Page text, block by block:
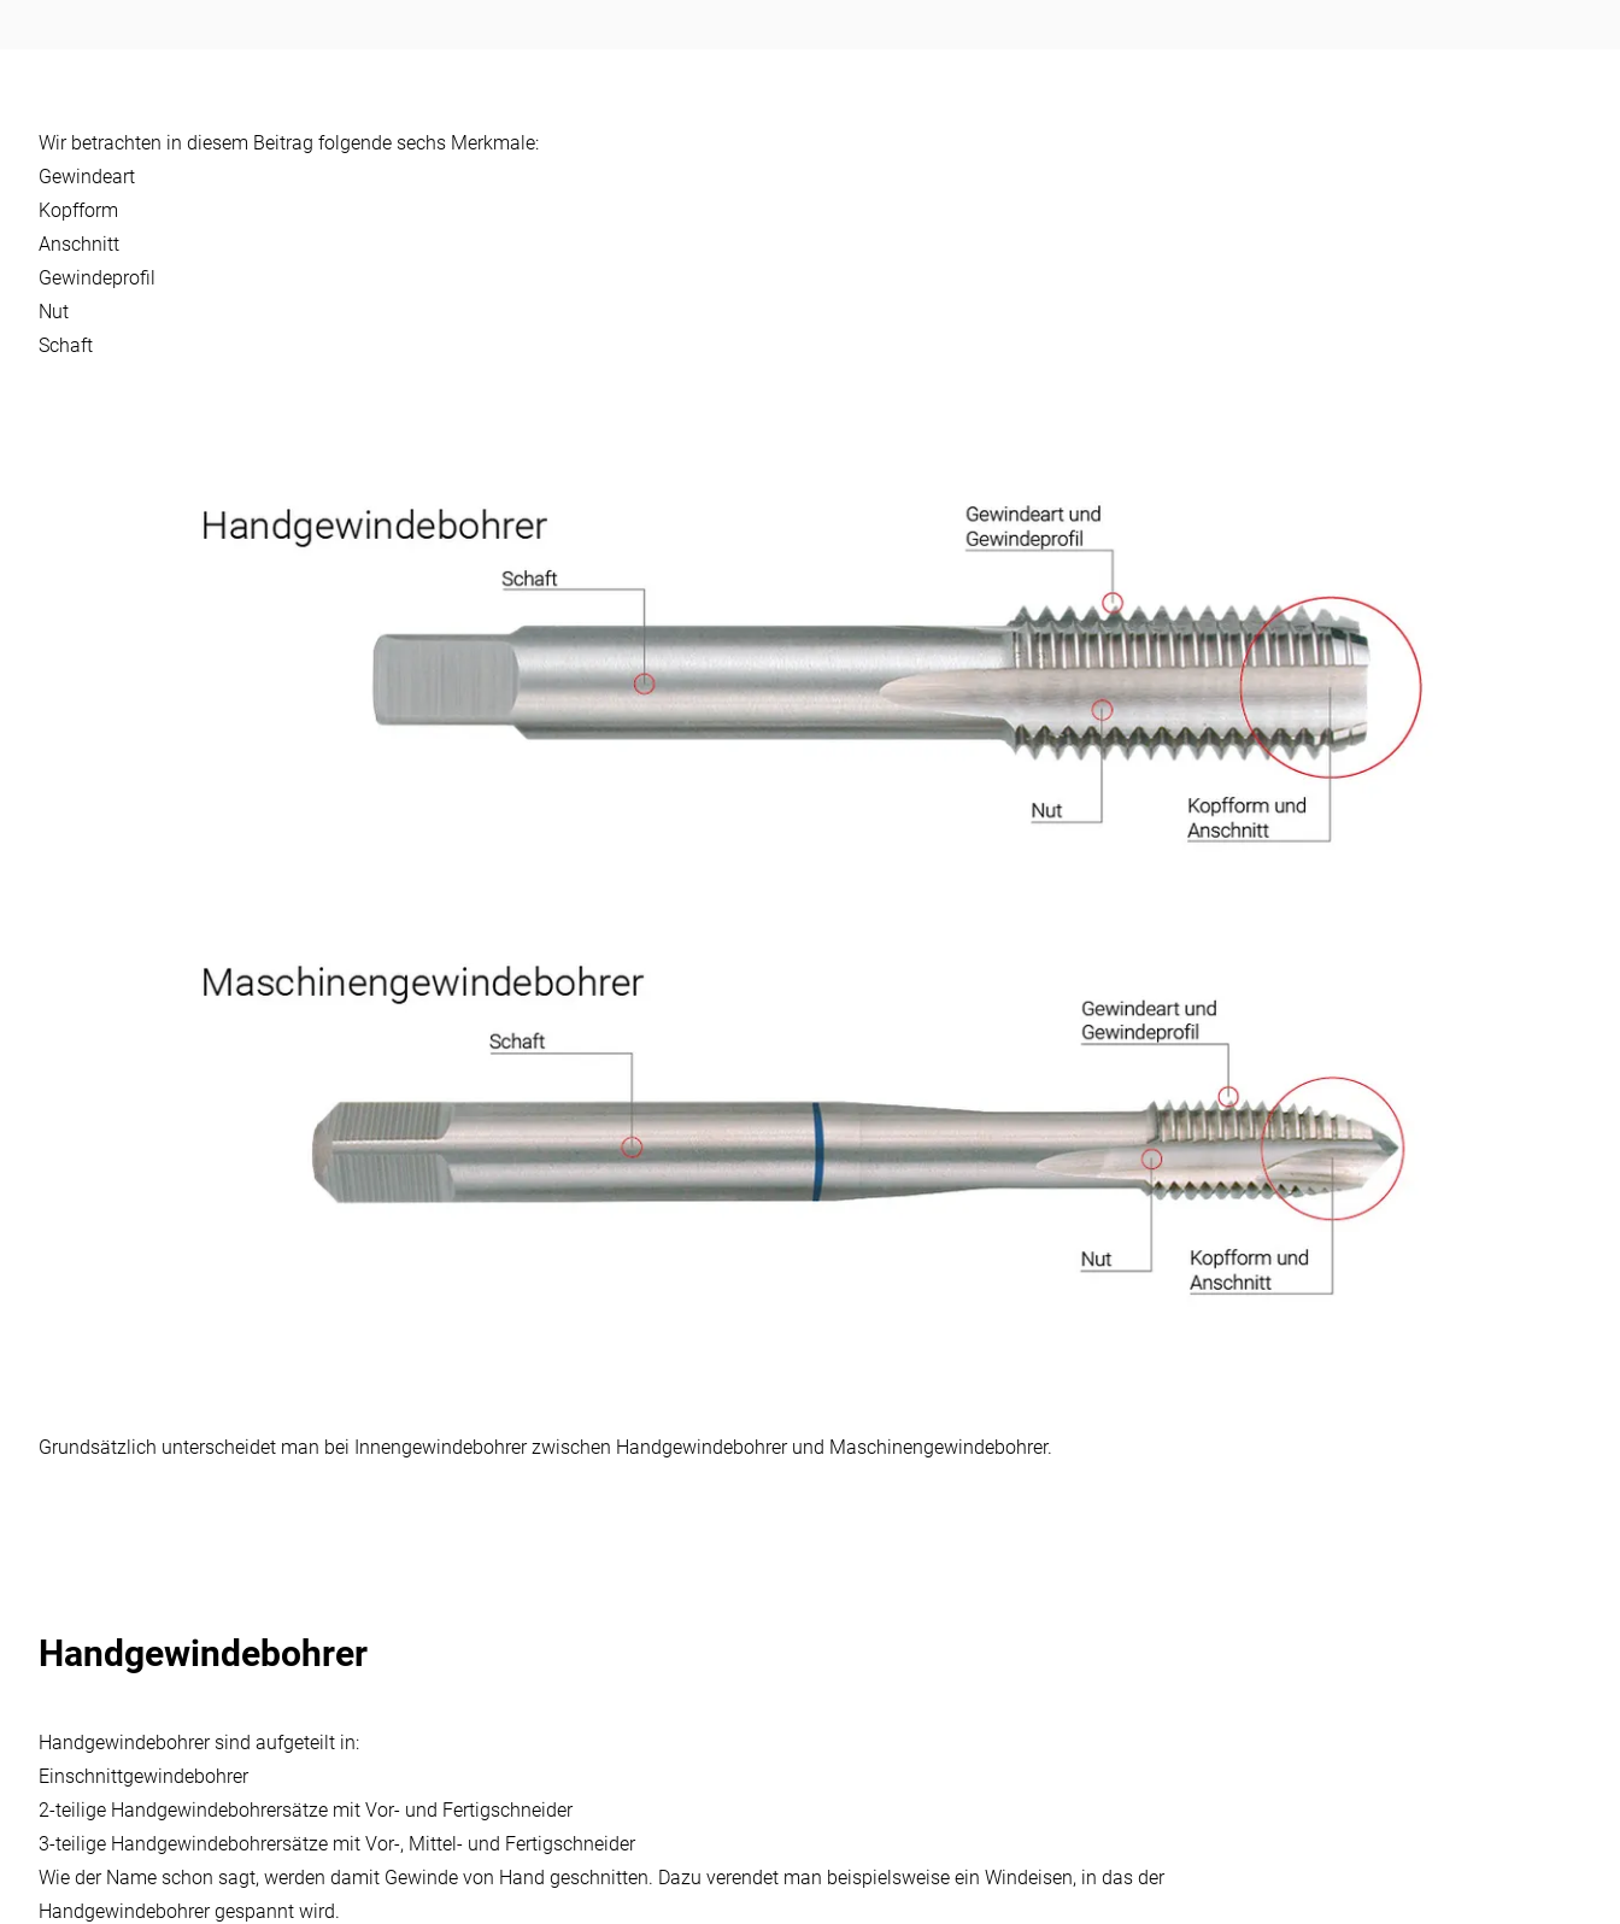
Wir betrachten in diesem Beitrag folgende sechs Merkmale:
Gewindeart
Kopfform
Anschnitt
Gewindeprofil
Nut
Schaft
Grundsätzlich unterscheidet man bei Innengewindebohrer zwischen Handgewindebohrerund Maschinengewindebohrer.
Handgewindebohrer
Handgewindebohrer sind aufgeteilt in:
Einschnittgewindebohrer
2-teilige Handgewindebohrersätze mit Vor- und Fertigschneider
3-teilige Handgewindebohrersätze mit Vor-, Mittel- und Fertigschneider
Wie der Name schon sagt, werden damit Gewinde von Hand geschnitten. Dazu verendet man beispielsweise ein Windeisen, in das der
Handgewindebohrer gespannt wird.